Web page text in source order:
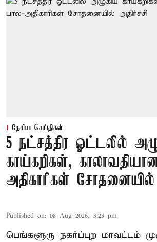
தேசிய செய்திகள்
5 நட்சத்திர ஓட்டலில்
காய்கறிகள்,
அதிகாரிகள் சோதனையில்
Published on: 08 Aug 2026, 3:23 pm
பெங்களூரு நகர்ப்புற மாவட்டம்